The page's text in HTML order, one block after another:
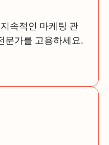
속적인 마케팅 관
문가를 고용하세요.